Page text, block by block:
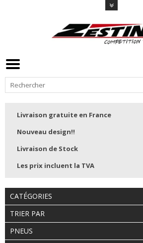
Livraison gratuite en France
Nouveau design!!
Livraison de Stock
Les prix incluent la TVA
CATÉGORIES
TRIER PAR
PNEUS